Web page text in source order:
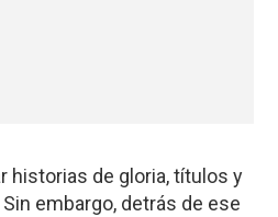
historias de gloria, títulos y
embargo, detrás de ese